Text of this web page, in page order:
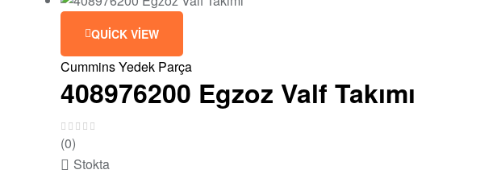
QUICK VIEW
Cummins Yedek Parça
408976200 Egzoz Valf Takımı
(0)
Stokta